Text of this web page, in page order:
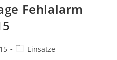
Fehlalarm
Einsätze